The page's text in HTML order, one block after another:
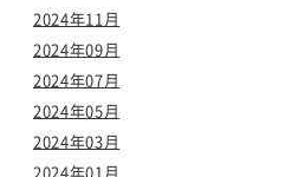
2024年11月
2024年09月
2024年07月
2024年05月
2024年03月
2024年01月